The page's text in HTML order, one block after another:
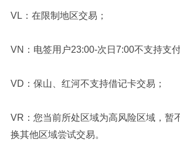
VL：在限制地区交易；
VN：电签用户23:00-次日7:00不支持支
VD：保山、红河不支持借记卡交易；
VR：您当前所处区域为高风险区域，暂
换其他区域尝试交易。